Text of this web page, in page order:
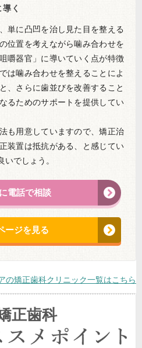
く
単に凸凹を治し見た目を整える
位置を考えながら噛み合わせを
嚼器官」に導いていく点が特徴
は噛み合わせを整えることによ
、さらに歯並びを改善すること
るためのサポートを提供してい
も用意していますので、矯正治
装置は抵抗がある、と感じてい
でしょう。
電話で相談
ージを見る
の矯正歯科クリニック一覧はこちら
正歯科